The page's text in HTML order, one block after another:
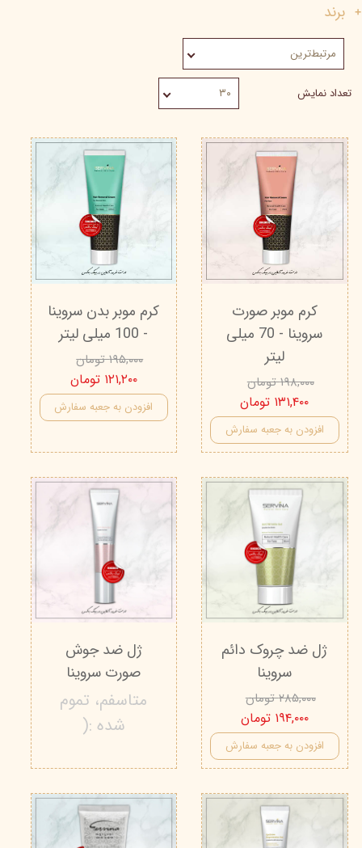
برند
مرتبط‌ترین
تعداد نمایش ۳۰
کرم موبر صورت
سروینا - 70 میلی
لیتر
۱۹۸,۰۰۰ تومان
۱۳۱,۴۰۰ تومان
افزودن به جعبه سفارش
کرم موبر بدن سروینا
- 100 میلی لیتر
۱۹۵,۰۰۰ تومان
۱۲۱,۲۰۰ تومان
افزودن به جعبه سفارش
ژل ضد چروک دائم
سروینا
۲۸۵,۰۰۰ تومان
۱۹۴,۰۰۰ تومان
افزودن به جعبه سفارش
ژل ضد جوش
صورت سروینا
متاسفم، تموم
شده :(